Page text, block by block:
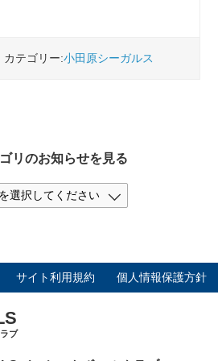
カテゴリー:小田原シーガルス
リのお知らせを見る
サイト利用規約 個人情報保護方針
ブ